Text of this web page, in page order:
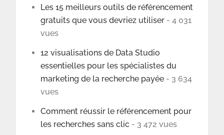
Les 15 meilleurs outils de référencement
gratuits que vous devriez utiliser - 4 031
vues
12 visualisations de Data Studio
essentielles pour les spécialistes du
marketing de la recherche payée - 3 634
vues
Comment réussir le référencement pour
les recherches sans clic - 3 472 vues